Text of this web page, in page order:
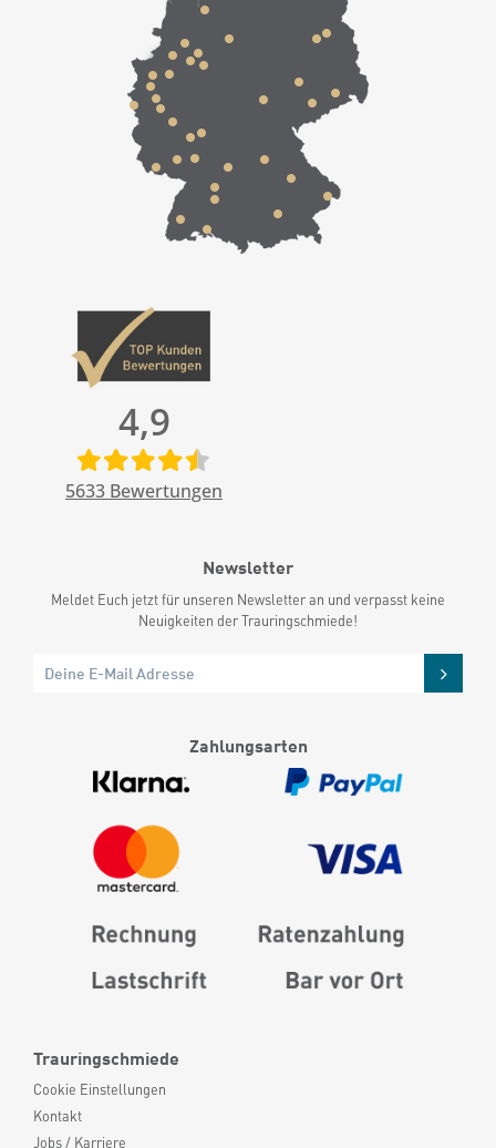
Trauringschmiede
Cookie Einstellungen
Kontakt
Jobs / Karriere
4,9
5633 Bewertungen
Newsletter
Meldet Euch jetzt für unseren Newsletter an und verpasst keine
Neuigkeiten der Trauringschmiede!
Zahlungsarten